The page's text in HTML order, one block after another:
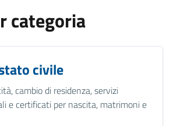
categoria
civile
cambio di residenza, servizi
e certificati per nascita, matrimoni e